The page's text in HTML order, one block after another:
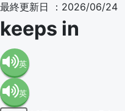
最終更新日 ：2026/06/24
keeps in
英
語（米
英